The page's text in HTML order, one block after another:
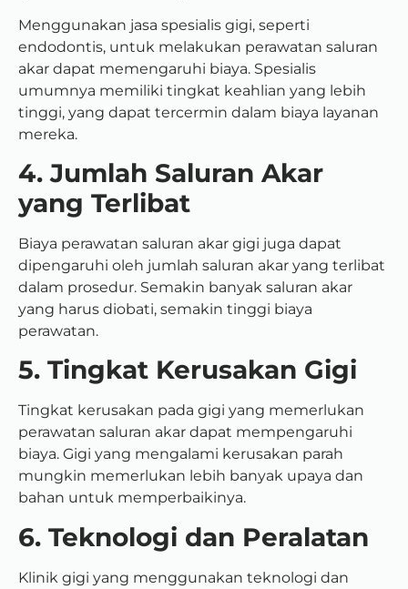
Menggunakan jasa spesialis gigi, seperti
endodontis, untuk melakukan perawatan saluran
akar dapat memengaruhi biaya. Spesialis
umumnya memiliki tingkat keahlian yang lebih
tinggi, yang dapat tercermin dalam biaya layanan
mereka.
4. Jumlah Saluran Akar
yang Terlibat
Biaya perawatan saluran akar gigi juga dapat
dipengaruhi oleh jumlah saluran akar yang terlibat
dalam prosedur. Semakin banyak saluran akar
yang harus diobati, semakin tinggi biaya
perawatan.
5. Tingkat Kerusakan Gigi
Tingkat kerusakan pada gigi yang memerlukan
perawatan saluran akar dapat mempengaruhi
biaya. Gigi yang mengalami kerusakan parah
mungkin memerlukan lebih banyak upaya dan
bahan untuk memperbaikinya.
6. Teknologi dan Peralatan
Klinik gigi yang menggunakan teknologi dan